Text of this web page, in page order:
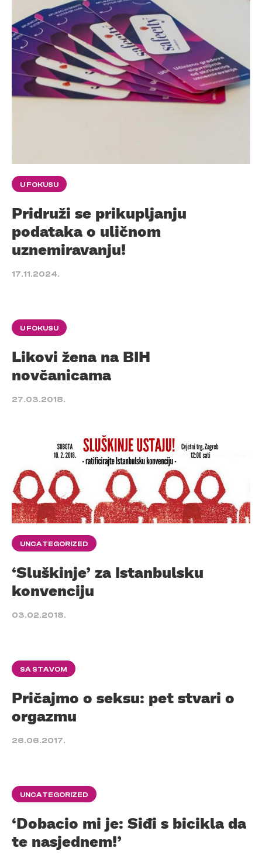
U FOKUSU
Pridruži se prikupljanju
podataka o uličnom
uznemiravanju!
17.11.2024.
U FOKUSU
Likovi žena na BIH
novčanicama
27.03.2018.
UNCATEGORIZED
‘Sluškinje’ za Istanbulsku
konvenciju
03.02.2018.
SA STAVOM
Pričajmo o seksu: pet stvari o
orgazmu
26.06.2017.
UNCATEGORIZED
‘Dobacio mi je: Siđi s bicikla da
te nasjednem!’